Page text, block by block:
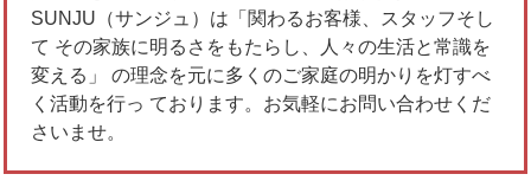
SUNJU（サンジュ）は「関わるお客様、スタッフそし
て その家族に明るさをもたらし、人々の生活と常識を
変える」 の理念を元に多くのご家庭の明かりを灯すべ
く活動を行っ ております。お気軽にお問い合わせくだ
さいませ。